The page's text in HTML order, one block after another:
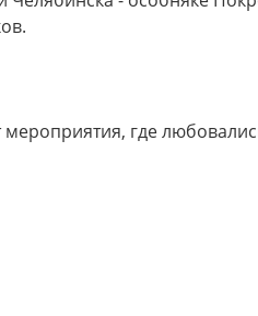
где